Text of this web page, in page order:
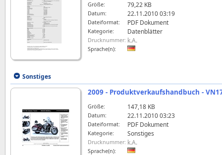
Größe: 79,22 KB
Datum: 22.11.2010 03:19
Dateiformat: PDF Dokument
Kategorie: Datenblätter
Drucknummer: k.A.
Sprache(n):
Sonstiges
2009 - Produktverkaufshandbuch -
Größe: 147,18 KB
Datum: 22.11.2010 03:23
Dateiformat: PDF Dokument
Kategorie: Sonstiges
Drucknummer: k.A.
Sprache(n):